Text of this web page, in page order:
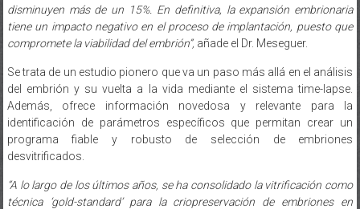
disminuyen más de un 15%. En definitiva, la expansión embrionaria
tiene un impacto negativo en el proceso de implantación, puesto que
compromete la viabilidad del embrión”, añade el Dr. Meseguer.
Se trata de un estudio pionero que va un paso más allá en el análisis
del embrión y su vuelta a la vida mediante el sistema time-lapse.
Además, ofrece información novedosa y relevante para la
identificación de parámetros específicos que permitan crear un
programa fiable y robusto de selección de embriones
desvitrificados.
“A lo largo de los últimos años, se ha consolidado la vitrificación como
técnica ‘gold-standard’ para la criopreservación de embriones en